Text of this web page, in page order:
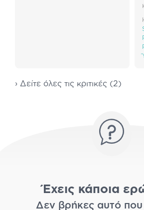
› Δείτε όλες τις κριτικές (2)
Έχεις κάποια
Δεν βρήκες αυτό που